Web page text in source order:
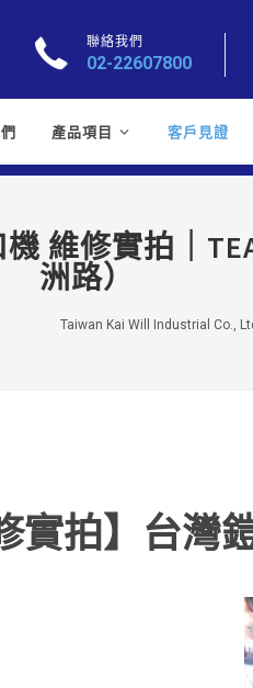
聯絡我們
02-22607800
產品項目 客戶見證
維修實拍｜
洲路）
Taiwan Kai Will Industrial Co.,
實拍】台灣